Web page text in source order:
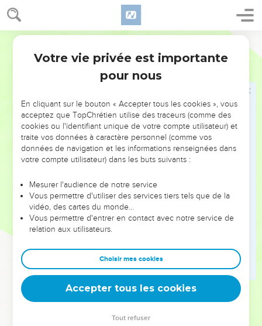
Daniel 1
tu regarderas ensuite notre visage et celui des jeunes
gens qui mangent les mets du roi, et tu agiras avec tes
serviteurs d'après ce que tu auras vu.
pendant dix jours.
Au bout de dix jours, ils avaient meilleur visage et plus
mets du roi.
L'intendant emportait les mets et le vin qui leur étaient
destinés, et il leur donnait des légumes.
Dieu accorda à ces quatre jeunes gens de la science, de
Daniel expliquait toutes les visions et tous les songes.
Au terme fixé par le roi pour qu'on les lui amenât, le chef
des eunuques les présenta à Nebucadnetsar.
19
il ne s'en trouva aucun comme Daniel, Hanania, Mischaël et
Azaria. Ils furent donc admis au service du roi.
Sur tous les objets qui réclamaient de la sagesse et de
l'intelligence, et sur lesquels le roi les interrogeait, il les
Votre vie privée est importante
pour nous
En cliquant sur le bouton « Accepter tous les cookies », vous
acceptez que TopChrétien utilise des traceurs (comme des
cookies ou l'identifiant unique de votre compte utilisateur) et
traite vos données à caractère personnel (comme vos
données de navigation et les informations renseignées dans
votre compte utilisateur) dans les buts suivants :
Mesurer l'audience de notre service
Vous permettre d'utiliser des services tiers tels que de la
vidéo, des cartes du monde…
Vous permettre d'entrer en contact avec notre service de
relation aux utilisateurs.
Choisir mes cookies
Accepter tous les cookies
Tout refuser